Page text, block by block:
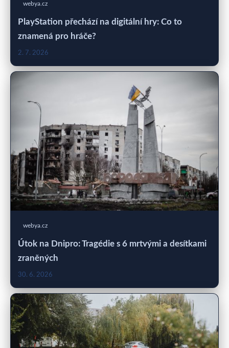
webya.cz
PlayStation přechází na digitální hry: Co to
znamená pro hráče?
2. 7. 2026
webya.cz
Útok na Dnipro: Tragédie s 6 mrtvými a desítkami
zraněných
30. 6. 2026